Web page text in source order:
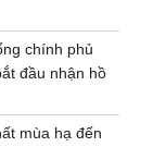
chính phủ
đầu nhận hồ
mùa hạ đến